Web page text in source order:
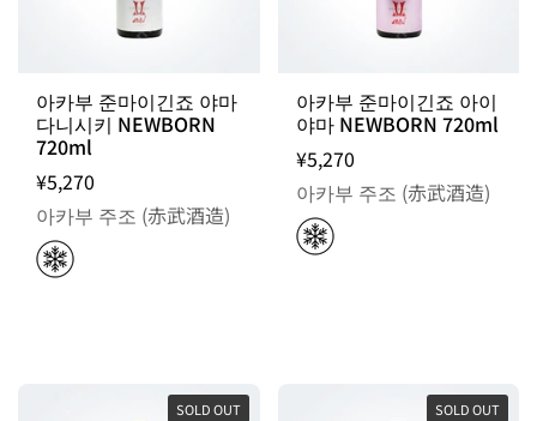
아카부 준마이긴죠 야마
다니시키 NEWBORN
720ml
¥5,270
아카부 주조 (赤武酒造)
아카부 준마이긴죠 아이
야마 NEWBORN 720ml
¥5,270
아카부 주조 (赤武酒造)
SOLD OUT
SOLD OUT